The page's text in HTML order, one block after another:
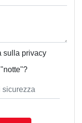
sulla privacy